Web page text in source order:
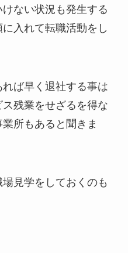
ない状況も発生する
入れて転職活動をし
ば早く退社する事は
残業をせざるを得な
所もあると聞きま
見学をしておくのも